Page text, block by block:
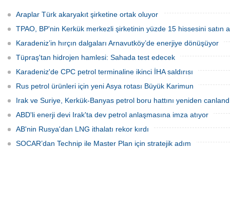
nazım ve uygulama imar planı
değişiklikleri Çevre, Şehircilik ve İklim
Değişikliği Bakanlığı tarafından
Araplar Türk akaryakıt şirketine ortak oluyor
TPAO, BP'nin Kerkük merkezli şirketinin yüzde 15 hissesini satın
Karadeniz’in hırçın dalgaları Arnavutköy’de enerjiye dönüşüyor
Tüpraş'tan hidrojen hamlesi: Sahada test edecek
Karadeniz'de CPC petrol terminaline ikinci İHA saldırısı
Rus petrol ürünleri için yeni Asya rotası Büyük Karimun
Irak ve Suriye, Kerkük-Banyas petrol boru hattını yeniden
ABD'li enerji devi Irak'ta dev petrol anlaşmasına imza atıyor
AB'nin Rusya'dan LNG ithalatı rekor kırdı
SOCAR’dan Technip ile Master Plan için stratejik adım